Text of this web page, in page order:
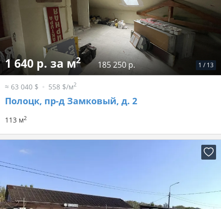
1 / 13
1 640 р. за м2 185 250 р.
≈ 63 040 $ 558 $/м2
Полоцк, пр-д Замковый, д. 2
113 м2